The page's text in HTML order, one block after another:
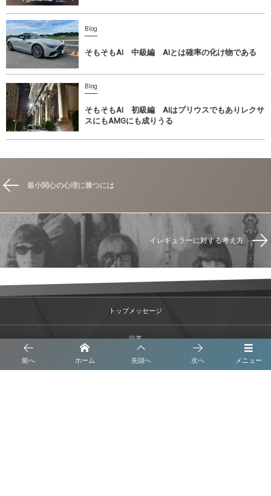
Blog
そもそもAI 中級編 AIとは確率の化け物である
Blog
そもそもAI 初級編 AIはプリウスでもありレクサ
スにもAMGにも成りうる
最小関心の心理に勝つには
イレギュラーに対する考え方
メニュー
前へ ホーム 先頭へ 次へ
トップメッセージ
沿革
事業内容